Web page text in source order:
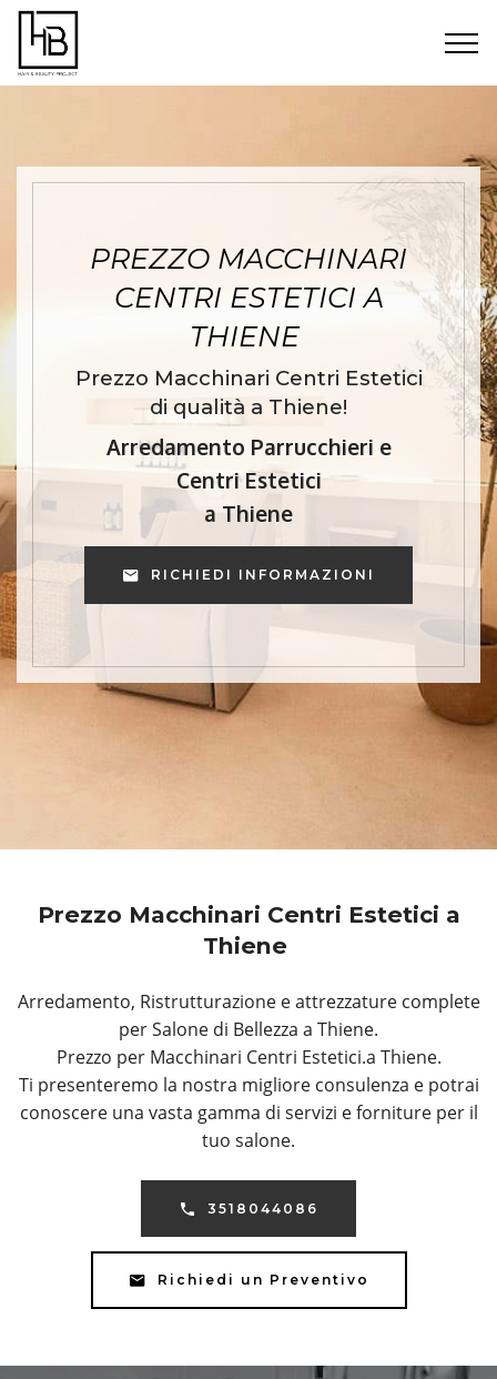
PREZZO MACCHINARI
CENTRI ESTETICI A
THIENE
Prezzo Macchinari Centri Estetici
di qualità a Thiene!
Arredamento Parrucchieri e
Centri Estetici
a Thiene
RICHIEDI INFORMAZIONI
Prezzo Macchinari Centri Estetici a
Thiene
Arredamento, Ristrutturazione e attrezzature complete
per Salone di Bellezza a Thiene.
Prezzo per Macchinari Centri Estetici.a Thiene.
Ti presenteremo la nostra migliore consulenza e potrai
conoscere una vasta gamma di servizi e forniture per il
tuo salone.
3518044086
Richiedi un Preventivo